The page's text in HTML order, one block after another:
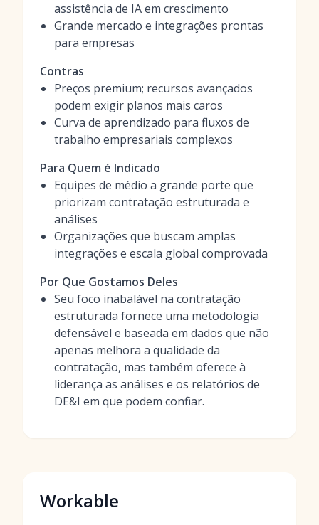
assistência de IA em crescimento
Grande mercado e integrações prontas
para empresas
Contras
Preços premium; recursos avançados
podem exigir planos mais caros
Curva de aprendizado para fluxos de
trabalho empresariais complexos
Para Quem é Indicado
Equipes de médio a grande porte que
priorizam contratação estruturada e
análises
Organizações que buscam amplas
integrações e escala global comprovada
Por Que Gostamos Deles
Seu foco inabalável na contratação
estruturada fornece uma metodologia
defensável e baseada em dados que não
apenas melhora a qualidade da
contratação, mas também oferece à
liderança as análises e os relatórios de
DE&I em que podem confiar.
Workable